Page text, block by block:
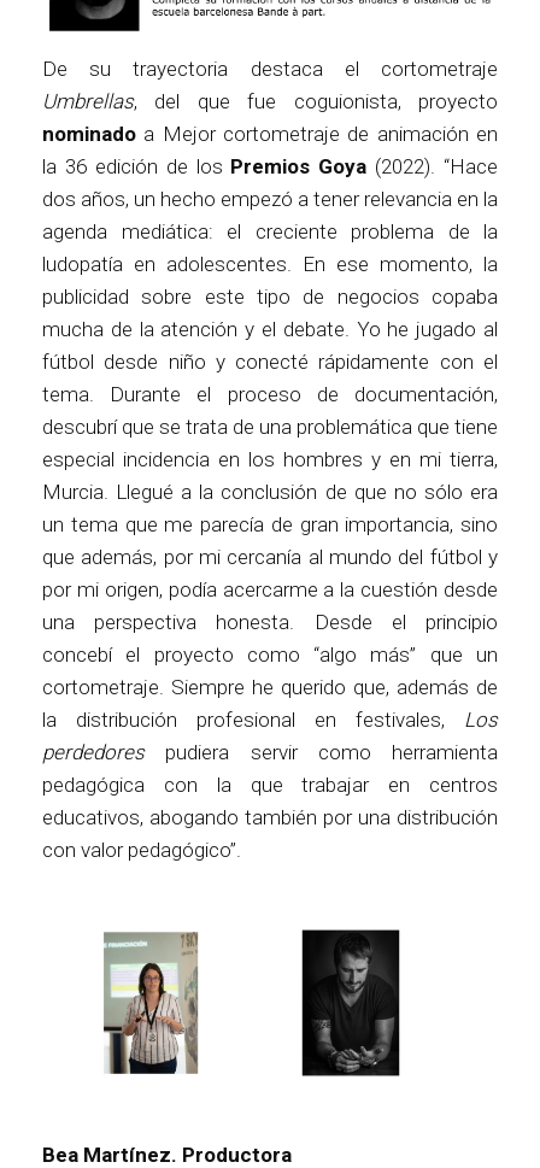
De su trayectoria destaca el cortometraje
Umbrellas, del que fue coguionista, proyecto
nominado a Mejor cortometraje de animación en
la 36 edición de los Premios Goya (2022). “Hace
dos años, un hecho empezó a tener relevancia en la
agenda mediática: el creciente problema de la
ludopatía en adolescentes. En ese momento, la
publicidad sobre este tipo de negocios copaba
mucha de la atención y el debate. Yo he jugado al
fútbol desde niño y conecté rápidamente con el
tema. Durante el proceso de documentación,
descubrí que se trata de una problemática que tiene
especial incidencia en los hombres y en mi tierra,
Murcia. Llegué a la conclusión de que no sólo era
un tema que me parecía de gran importancia, sino
que además, por mi cercanía al mundo del fútbol y
por mi origen, podía acercarme a la cuestión desde
una perspectiva honesta. Desde el principio
concebí el proyecto como “algo más” que un
cortometraje. Siempre he querido que, además de
la distribución profesional en festivales, Los
perdedorespudiera servir como herramienta
pedagógica con la que trabajar en centros
educativos, abogando también por una distribución
con valor pedagógico”.
Bea Martínez. Productora